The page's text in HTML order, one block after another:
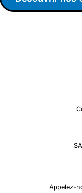
Appelez-